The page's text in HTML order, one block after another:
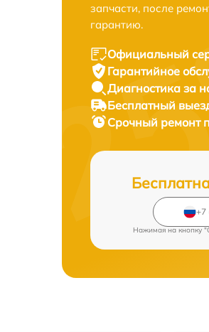
запчасти, после
гарантию.
Официальный
Гарантийное
Диагностика за
Бесплатный
Срочный ремонт
Нажимая на кнопку